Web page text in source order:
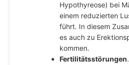
Hypothyreose) bei
einem reduzierten
führt. In diesem
es auch zu
kommen.
Fertilitätsstörungen